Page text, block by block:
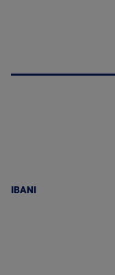
IBANI